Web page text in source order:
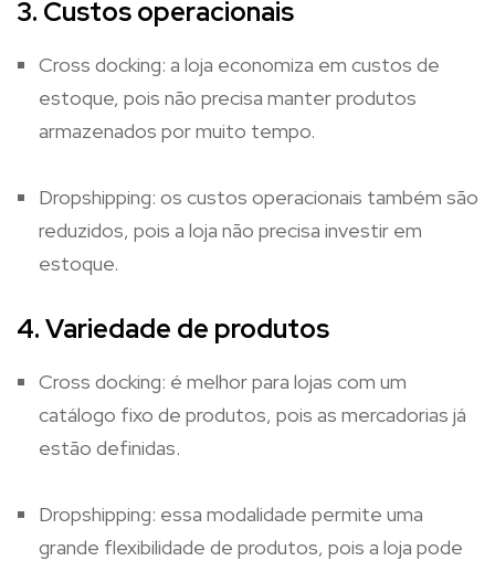
3. Custos operacionais
Cross docking: a loja economiza em custos de
estoque, pois não precisa manter produtos
armazenados por muito tempo.
Dropshipping: os custos operacionais também são
reduzidos, pois a loja não precisa investir em
estoque.
4. Variedade de produtos
Cross docking: é melhor para lojas com um
catálogo fixo de produtos, pois as mercadorias já
estão definidas.
Dropshipping: essa modalidade permite uma
grande flexibilidade de produtos, pois a loja pode